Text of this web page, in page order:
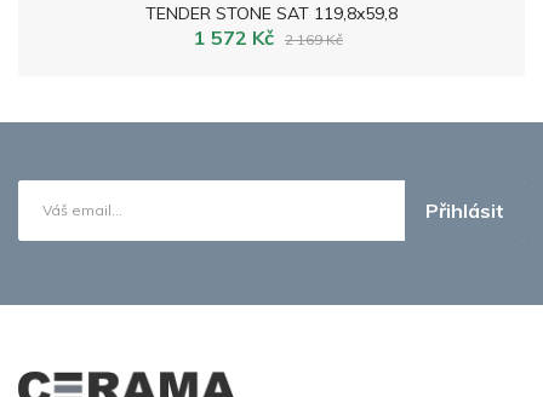
TENDER STONE SAT 119,8x59,8
1 572 Kč 2 169 Kč
Přihlásit